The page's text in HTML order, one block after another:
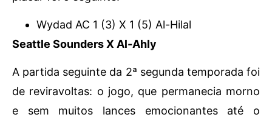
Wydad AC 1 (3) X 1 (5) Al-Hilal
Seattle Sounders X Al-Ahly
A partida seguinte da 2ª segunda temporada foi
de reviravoltas: o jogo, que permanecia morno
e sem muitos lances emocionantes até o